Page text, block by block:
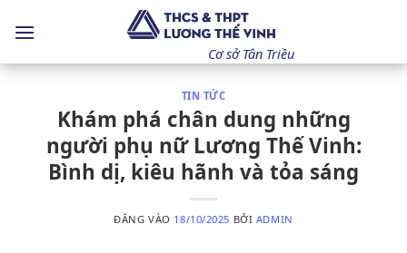
qua
Cơ sở Tân Triều
TIN TỨC
Khám phá chân dung những
người phụ nữ Lương Thế Vinh:
Bình dị, kiêu hãnh và tỏa sáng
ĐĂNG VÀO 18/10/2025 BỞI ADMIN